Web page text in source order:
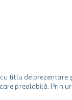
titlu de
prealabilă. Prin